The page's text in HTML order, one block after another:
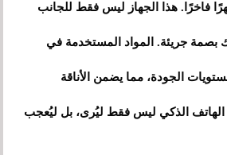
فاخرًا. هذا الجهاز ليس فقط للجانب
بصمة جريئة. المواد المستخدمة في
الجودة، مما يضمن الأناقة
الهاتف الذكي ليس فقط ليُرى، بل ليُعجب